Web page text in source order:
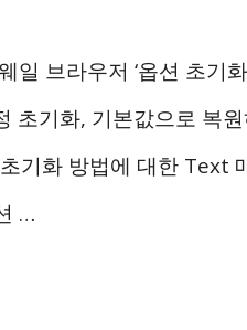
브라우저 ‘옵션 초기
초기화, 기본값으로 복
기화 방법에 대한 Text
…